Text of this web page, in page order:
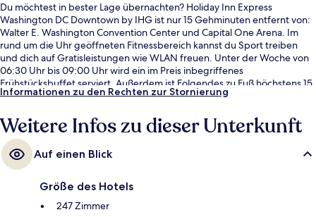
Du möchtest in bester Lage übernachten? Holiday Inn Express
Washington DC Downtown by IHG ist nur 15 Gehminuten entfernt von:
Walter E. Washington Convention Center und Capital One Arena. Im
rund um die Uhr geöffneten Fitnessbereich kannst du Sport treiben
und dich auf Gratisleistungen wie WLAN freuen. Unter der Woche von
06:30 Uhr bis 09:00 Uhr wird ein im Preis inbegriffenes
Frühstücksbuffet serviert. Außerdem ist Folgendes zu Fuß höchstens 15
Minuten entfernt: Smithsonian Institution und Smithsonian American Art
Bewertungen von anderen Reisenden. Die öffentlichen Verkehrsmittel
sind nur einen kurzen Fußmarsch entfernt: Zur Station 7th St.
Convention Center sind es 10 Minuten und zur Station Judiciary Square
11 Minuten.
Informationen zu den Rechten zur Stornierung
Weitere Infos zu dieser Unterkunft
Auf einen Blick
Größe des Hotels
247 Zimmer